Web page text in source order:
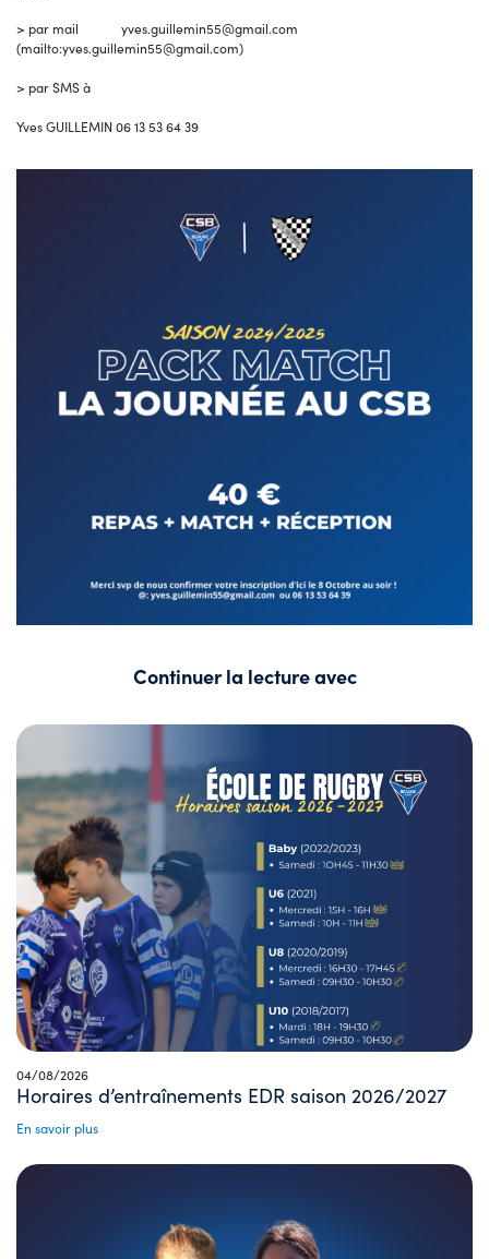
> par mail yves.guillemin55@gmail.com
(mailto:yves.guillemin55@gmail.com)
> par SMS à
Yves GUILLEMIN 06 13 53 64 39
Continuer la lecture avec
04/08/2026
Horaires d’entraînements EDR saison 2026/2027
En savoir plus